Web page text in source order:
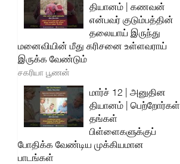
தியானம் | கணவன்
என்பவர் குடும்பத்தின்
தலையாய் இருந்து
மனைவியின் மீது கரிசனை உள்ளவராய்
இருக்க வேண்டும்
சகரியா பூணன்
மார்ச் 12 | அனுதின
தியானம் | பெற்றோர்கள்
தங்கள்
பிள்ளைகளுக்குப்
போதிக்க வேண்டிய முக்கியமான
பாடங்கள்